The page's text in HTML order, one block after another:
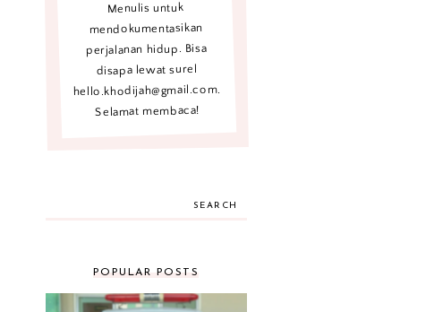
Menulis untuk
mendokumentasikan
perjalanan hidup. Bisa
disapa lewat surel
hello.khodijah@gmail.com.
Selamat membaca!
SEARCH
POPULAR POSTS